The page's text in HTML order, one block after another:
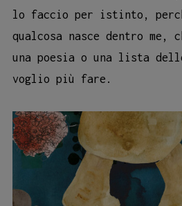
lo faccio per istinto,
qualcosa nasce dentro me,
una poesia o una lista
voglio più fare.